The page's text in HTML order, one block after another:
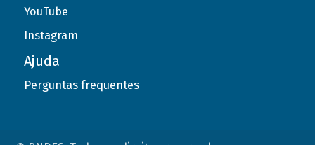
YouTube
Instagram
Ajuda
Perguntas frequentes